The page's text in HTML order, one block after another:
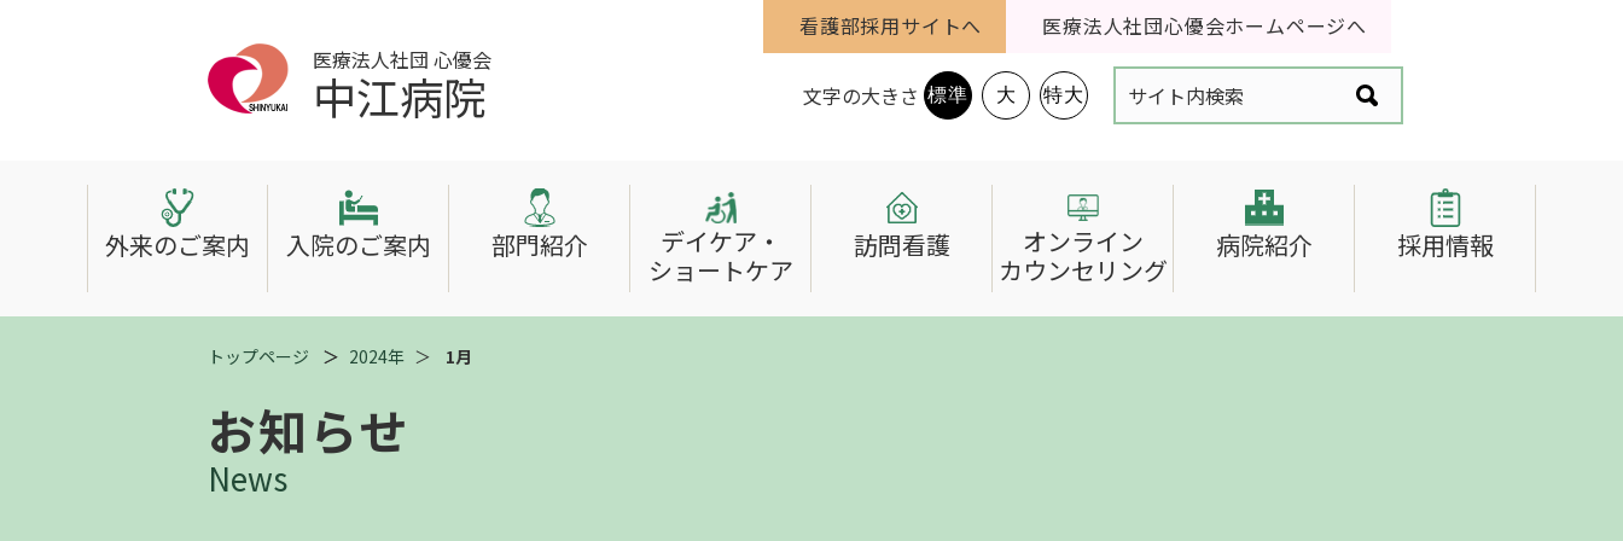
看護部採用サイトへ
医療法人社団心優会ホームページへ
医療法人社団 心優会
中江病院 文字の大きさ 標準 大 特大
外来のご案内 入院のご案内 部門紹介
デイケア・
ショートケア
訪問看護
オンライン
カウンセリング
病院紹介 採用情報
トップページ 2024年 1月
お知らせ
News